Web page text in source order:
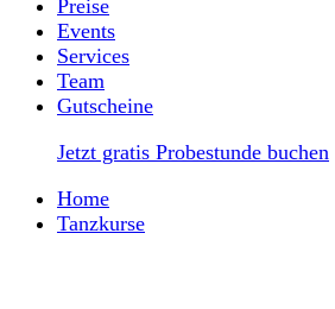
Preise
Events
Services
Team
Gutscheine
Jetzt gratis Probestunde buchen
Home
Tanzkurse